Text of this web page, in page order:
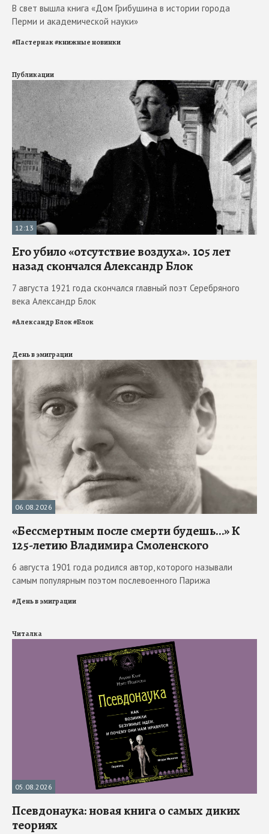
В свет вышла книга «Дом Грибушина в истории города
Перми и академической науки»
#Пастернак#книжные новинки
Публикации
12:13
Его убило «отсутствие воздуха». 105 лет
назад скончался Александр Блок
7 августа 1921 года скончался главный поэт Серебряного
века Александр Блок
#Александр Блок#Блок
День в эмиграции
06.08.2026
«Бессмертным после смерти будешь…» К
125-летию Владимира Смоленского
6 августа 1901 года родился автор, которого называли
самым популярным поэтом послевоенного Парижа
#День в эмиграции
Читалка
05.08.2026
Псевдонаука: новая книга о самых диких
теориях